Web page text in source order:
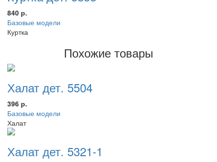
840 р.
Базовые модели
Куртка
Похожие товары
Халат дет. 5504
396 р.
Базовые модели
Халат
Халат дет. 5321-1